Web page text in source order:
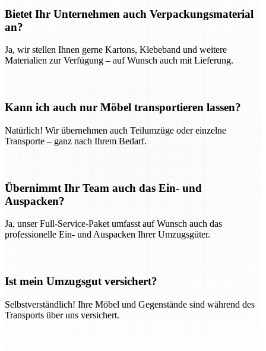
Bietet Ihr Unternehmen auch Verpackungsmaterial
an?
Ja, wir stellen Ihnen gerne Kartons, Klebeband und weitere
Materialien zur Verfügung – auf Wunsch auch mit Lieferung.
Kann ich auch nur Möbel transportieren lassen?
Natürlich! Wir übernehmen auch Teilumzüge oder einzelne
Transporte – ganz nach Ihrem Bedarf.
Übernimmt Ihr Team auch das Ein- und
Auspacken?
Ja, unser Full-Service-Paket umfasst auf Wunsch auch das
professionelle Ein- und Auspacken Ihrer Umzugsgüter.
Ist mein Umzugsgut versichert?
Selbstverständlich! Ihre Möbel und Gegenstände sind während des
Transports über uns versichert.